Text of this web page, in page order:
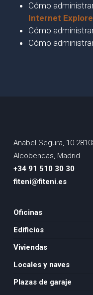
Cómo
Internet
Cómo
Cómo
Anabel Segura, 10
Alcobendas, Madrid
+34 91 510 30 30
fiteni@fiteni.es
Oficinas
Edificios
Viviendas
Locales y naves
Plazas de garaje